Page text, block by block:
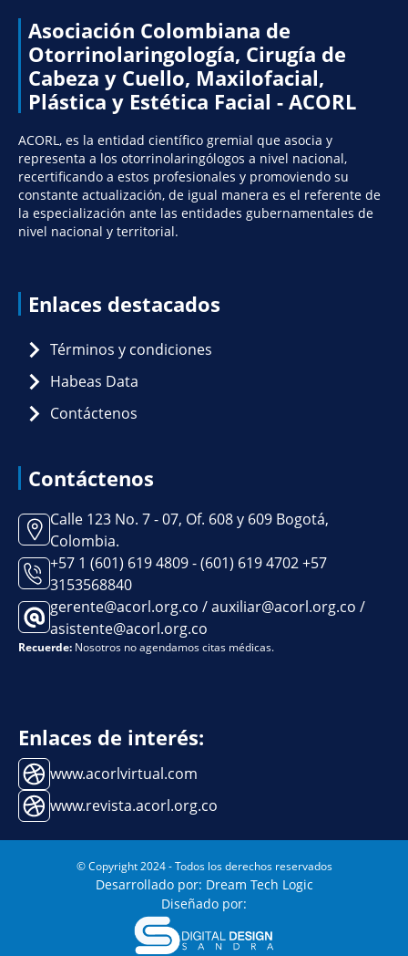
Asociación Colombiana de
Otorrinolaringología, Cirugía de
Cabeza y Cuello, Maxilofacial,
Plástica y Estética Facial - ACORL
ACORL, es la entidad científico gremial que asocia y
representa a los otorrinolaringólogos a nivel nacional,
recertificando a estos profesionales y promoviendo su
constante actualización, de igual manera es el referente de
la especialización ante las entidades gubernamentales de
nivel nacional y territorial.
Enlaces destacados
Términos y condiciones
Habeas Data
Contáctenos
Contáctenos
Calle 123 No. 7 - 07, Of. 608 y 609 Bogotá,
Colombia.
+57 1 (601) 619 4809 - (601) 619 4702 +57
3153568840
gerente@acorl.org.co / auxiliar@acorl.org.co /
asistente@acorl.org.co
Recuerde: Nosotros no agendamos citas médicas.
Enlaces de interés:
www.acorlvirtual.com
www.revista.acorl.org.co
© Copyright 2024 - Todos los derechos reservados
Desarrollado por: Dream Tech Logic
Diseñado por: